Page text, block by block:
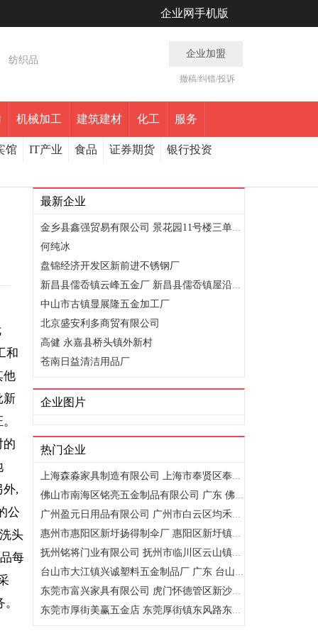
企业网手机版
企业加盟
撤稿/纠错/投诉
纺织品
机械加工 建筑建材 化工 服务
馆 IT产业 食品 证券期货 银行投资
和
他
新
的
外,
公
头
每
最新企业
金乡县鑫强贸易有限公司 景花园11号楼三单元102室
何纯冰
盘锦经济开发区新前进不锈钢厂
新昌县儒岙镇云峰五金厂 新昌县儒岙镇屋沿坑村庙下
中山市古镇显展隆五金加工厂
北京盛安利多商贸有限公司
高健 永嘉县桥头镇外新村
苍南日益清洁用品厂
企业图片
热门企业
上海森淼家具制造有限公司 上海市奉贤区奉城镇海淀路258号
佛山市南海区铭亮五金制品有限公司 广东 佛山市南海区 里水沙..
广州盈元日用品有限公司 广州市白云区均禾街新石路32号
惠州市惠阳区新圩扬得制伞厂 惠阳区新圩镇塘吓西区
抚州铭将门业有限公司 抚州市临川区云山镇工业园
台山市大江镇兴诚塑料五金制品厂 广东 台山市 广东省台山市大..
东莞市富兴家具有限公司 虎门怀德管区新沙埔村四方园工业区8号
东莞市厚街美赢五金店 东莞厚街镇东风路东风新村五横巷6号